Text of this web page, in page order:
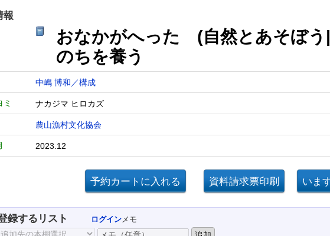
報
おなかがへった (自然とあそぼ
のちを養う
中嶋 博和／構成
ミ ナカジマ ヒロカズ
農山漁村文化協会
2023.12
録するリスト ログインメモ